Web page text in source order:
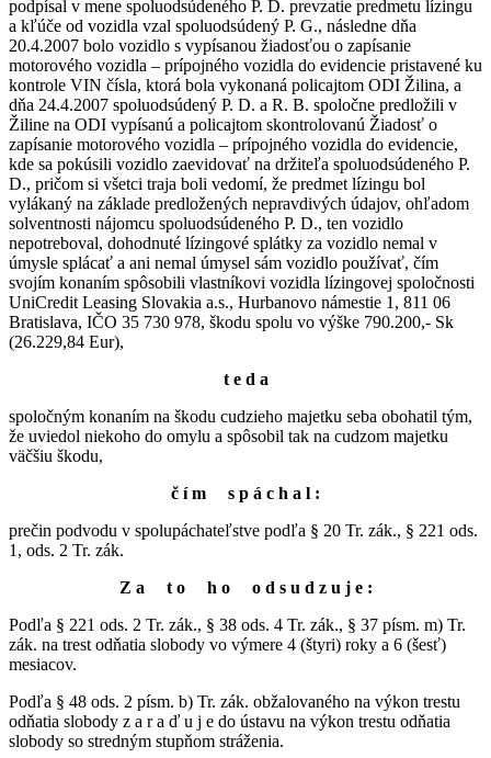
podpísal v mene spoluodsúdeného P. D. prevzatie predmetu lízingu
a kľúče od vozidla vzal spoluodsúdený P. G., následne dňa
20.4.2007 bolo vozidlo s vypísanou žiadosťou o zapísanie
motorového vozidla – prípojného vozidla do evidencie pristavené ku
kontrole VIN čísla, ktorá bola vykonaná policajtom ODI Žilina, a
dňa 24.4.2007 spoluodsúdený P. D. a R. B. spoločne predložili v
Žiline na ODI vypísanú a policajtom skontrolovanú Žiadosť o
zapísanie motorového vozidla – prípojného vozidla do evidencie,
kde sa pokúsili vozidlo zaevidovať na držiteľa spoluodsúdeného P.
D., pričom si všetci traja boli vedomí, že predmet lízingu bol
vylákaný na základe predložených nepravdivých údajov, ohľadom
solventnosti nájomcu spoluodsúdeného P. D., ten vozidlo
nepotreboval, dohodnuté lízingové splátky za vozidlo nemal v
úmysle splácať a ani nemal úmysel sám vozidlo používať, čím
svojím konaním spôsobili vlastníkovi vozidla lízingovej spoločnosti
UniCredit Leasing Slovakia a.s., Hurbanovo námestie 1, 811 06
Bratislava, IČO 35 730 978, škodu spolu vo výške 790.200,- Sk
(26.229,84 Eur),
t e d a
spoločným konaním na škodu cudzieho majetku seba obohatil tým,
že uviedol niekoho do omylu a spôsobil tak na cudzom majetku
väčšiu škodu,
č í m s p á c h a l :
prečin podvodu v spolupáchateľstve podľa § 20 Tr. zák., § 221 ods.
1, ods. 2 Tr. zák.
Z a t o h o o d s u d z u j e :
Podľa § 221 ods. 2 Tr. zák., § 38 ods. 4 Tr. zák., § 37 písm. m) Tr.
zák. na trest odňatia slobody vo výmere 4 (štyri) roky a 6 (šesť)
mesiacov.
Podľa § 48 ods. 2 písm. b) Tr. zák. obžalovaného na výkon trestu
odňatia slobody z a r a ď u j e do ústavu na výkon trestu odňatia
slobody so stredným stupňom stráženia.